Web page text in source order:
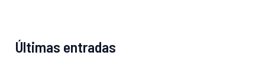
Últimas entradas